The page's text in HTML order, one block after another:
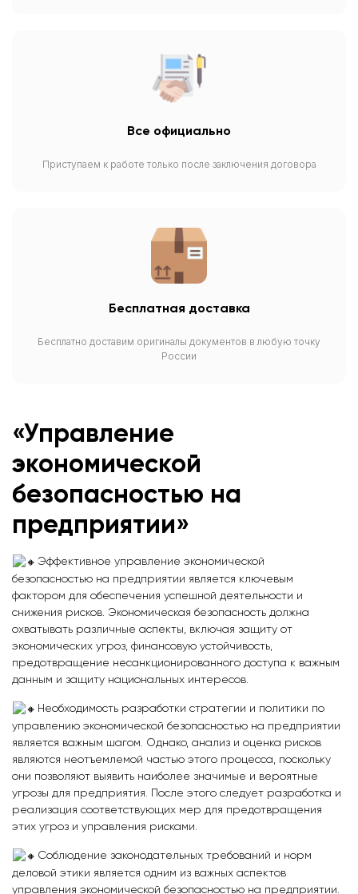
Все официально
Приступаем к работе только после заключения договора
Бесплатная доставка
Бесплатно доставим оригиналы документов в любую точку
России
«Управление
экономической
безопасностью на
предприятии»
Эффективное управление экономической
безопасностью на предприятии является ключевым
фактором для обеспечения успешной деятельности и
снижения рисков. Экономическая безопасность должна
охватывать различные аспекты, включая защиту от
экономических угроз, финансовую устойчивость,
предотвращение несанкционированного доступа к важным
данным и защиту национальных интересов.
Необходимость разработки стратегии и политики по
управлению экономической безопасностью на предприятии
является важным шагом. Однако, анализ и оценка рисков
являются неотъемлемой частью этого процесса, поскольку
они позволяют выявить наиболее значимые и вероятные
угрозы для предприятия. После этого следует разработка и
реализация соответствующих мер для предотвращения
этих угроз и управления рисками.
Соблюдение законодательных требований и норм
деловой этики является одним из важных аспектов
управления экономической безопасностью на предприятии.